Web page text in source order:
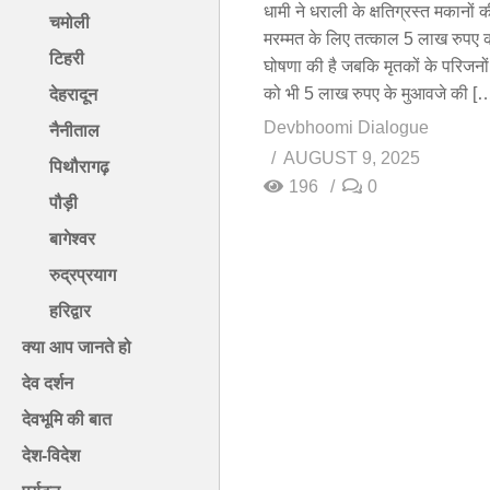
चमोली
टिहरी
देहरादून
नैनीताल
पिथौरागढ़
पौड़ी
बागेश्वर
रुद्रप्रयाग
हरिद्वार
क्या आप जानते हो
देव दर्शन
देवभूमि की बात
देश-विदेश
धामी ने धराली के क्षतिग्रस्त मकानों
मरम्मत के लिए तत्काल 5 लाख रुपए
घोषणा की है जबकि मृतकों के परिजनों
को भी 5 लाख रुपए के मुआवजे की
Devbhoomi Dialogue
AUGUST 9, 2025
196
0